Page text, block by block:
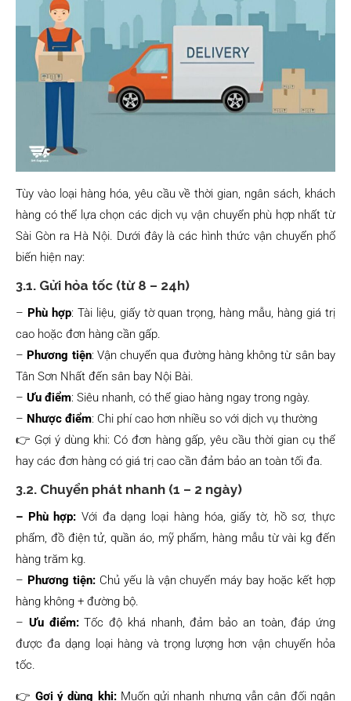
Tùy vào loại hàng hóa, yêu cầu về thời gian, ngân sách, khách
hàng có thể lựa chọn các dịch vụ vận chuyển phù hợp nhất từ
Sài Gòn ra Hà Nội. Dưới đây là các hình thức vận chuyển phổ
biến hiện nay:
3.1. Gửi hỏa tốc (từ 8 – 24h)
– Phù hợp: Tài liệu, giấy tờ quan trọng, hàng mẫu, hàng giá trị
cao hoặc đơn hàng cần gấp.
– Phương tiện: Vận chuyển qua đường hàng không từ sân bay
Tân Sơn Nhất đến sân bay Nội Bài.
– Ưu điểm: Siêu nhanh, có thể giao hàng ngay trong ngày.
– Nhược điểm: Chi phí cao hơn nhiều so với dịch vụ thường
👉 Gợi ý dùng khi: Có đơn hàng gấp, yêu cầu thời gian cụ thể
hay các đơn hàng có giá trị cao cần đảm bảo an toàn tối đa.
3.2. Chuyển phát nhanh (1 – 2 ngày)
– Phù hợp: Với đa dạng loại hàng hóa, giấy tờ, hồ sơ, thực
phẩm, đồ điện tử, quần áo, mỹ phẩm, hàng mẫu từ vài kg đến
hàng trăm kg.
– Phương tiện:Chủ yếu là vận chuyển máy bay hoặc kết hợp
hàng không + đường bộ.
– Ưu điểm:Tốc độ khá nhanh, đảm bảo an toàn, đáp ứng
được đa dạng loại hàng và trọng lượng hơn vận chuyển hỏa
tốc.
👉 Gợi ý dùng khi:Muốn gửi nhanh nhưng vẫn cân đối ngân